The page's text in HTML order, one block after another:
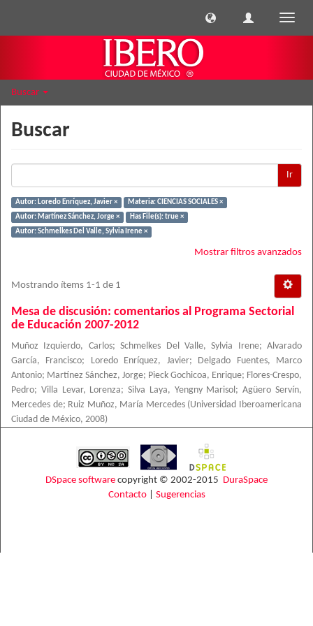
Buscar
Buscar
Ir
Autor: Loredo Enríquez, Javier ×
Materia: CIENCIAS SOCIALES ×
Autor: Martínez Sánchez, Jorge ×
Has File(s): true ×
Autor: Schmelkes Del Valle, Sylvia Irene ×
Mostrar filtros avanzados
Mostrando ítems 1-1 de 1
Mesa de discusión: comentarios al Programa Sectorial
de Educación 2007-2012
Muñoz Izquierdo, Carlos;Schmelkes Del Valle, Sylvia Irene; Alvarado
García, Francisco; Loredo Enríquez, Javier;
Delgado Fuentes, Marco
Antonio; Martínez Sánchez, Jorge; Pieck Gochicoa, Enrique; Flores-Crespo,
Pedro; Villa Levar, Lorenza;Silva Laya, Yengny Marisol ;Agüero Servín,
Mercedes de; Ruiz Muñoz, María Mercedes (Universidad Iberoamericana
Ciudad de México, 2008)
DSpace software copyright © 2002-2015 DuraSpace
Contacto| Sugerencias